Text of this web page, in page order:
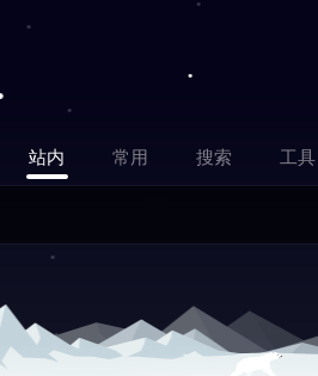
站内 常用 搜索 工具